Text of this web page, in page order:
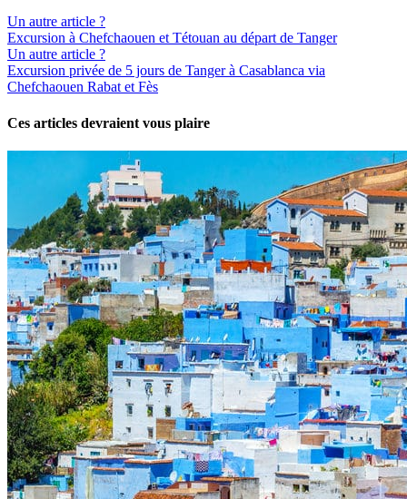
Un autre article ?
Excursion à Chefchaouen et Tétouan au départ de Tanger
Un autre article ?
Excursion privée de 5 jours de Tanger à Casablanca via
Chefchaouen Rabat et Fès
Ces articles devraient vous plaire